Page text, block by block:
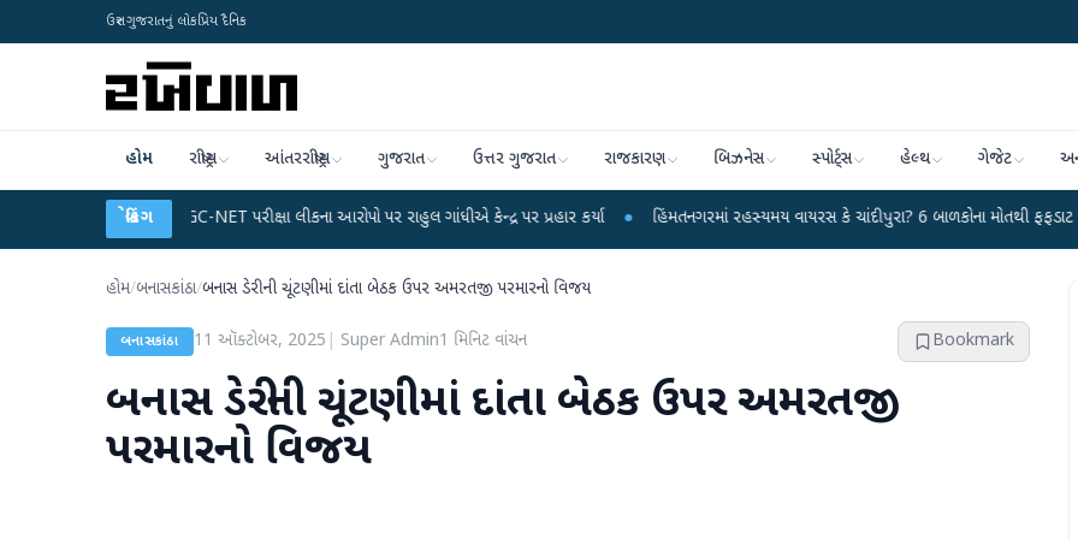
ઉત્તર ગુજરાતનું લોકપ્રિય દૈનિક
હોમ રાષ્ટ્રીય આંતરરાષ્ટ્રીય ગુજરાત ઉત્તર ગુજરાત રાજકારણ બિઝનેસ સ્પોર્ટ્સ હેલ્થ ગેજેટ
બ્રેકિંગ
UGC-NET પરીક્ષા લીકના આરોપો પર રાહુલ ગાંધીએ કેન્દ્ર પર પ્રહાર કર્યા ● હિંમતનગરમાં રહસ્યમય વાયરસ કે ચાંદીપુરા? 6 બાળકોના મોતથી ફફડાટ ● હવામાન
હોમ/બનાસકાંઠા/બનાસ ડેરીની ચૂંટણીમાં દાંતા બેઠક ઉપર અમરતજી પરમારનો વિજય
બનાસકાંઠા 11 ઑક્ટોબર, 2025 Super Admin1 મિનિટ વાંચન Bookmark
બનાસ ડેરીની ચૂંટણીમાં દાંતા બેઠક ઉપર અમરતજી
પરમારનો વિજય